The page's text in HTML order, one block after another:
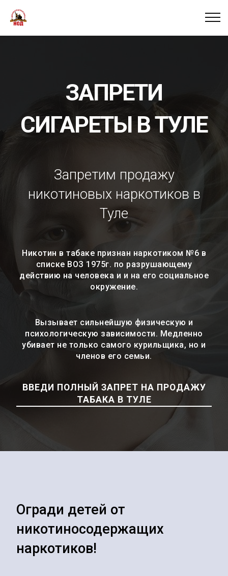
ЗАПРЕТИ
СИГАРЕТЫ В ТУЛЕ
Запретим продажу
никотиновых наркотиков в
Туле
Никотин в табаке признан наркотиком №6 в
списке ВОЗ 1975г. по разрушающему
действию на человека и и на его социальное
окружение.
Вызывает сильнейшую физическую и
психологическую зависимости. Медленно
убивает не только самого курильщика, но и
членов его семьи.
ВВЕДИ ПОЛНЫЙ ЗАПРЕТ НА ПРОДАЖУ
ТАБАКА В ТУЛЕ
Огради детей от
никотиносодержащих
наркотиков!